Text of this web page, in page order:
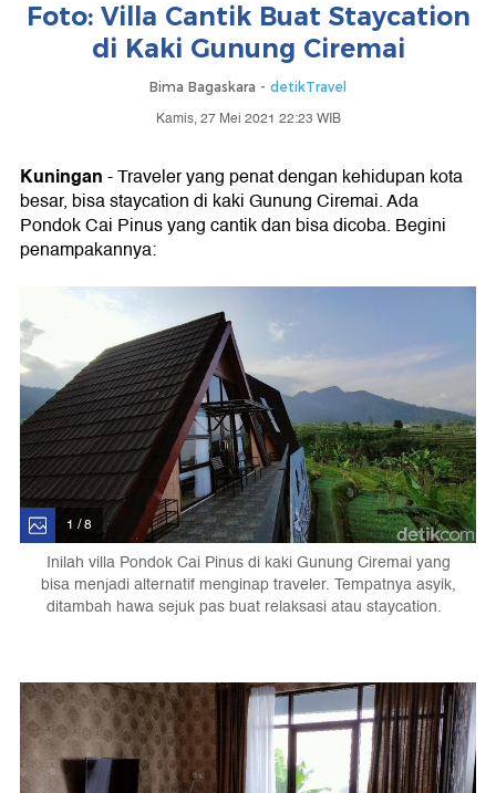
Foto: Villa Cantik Buat Staycation
di Kaki Gunung Ciremai
Bima Bagaskara - detikTravel
Kamis, 27 Mei 2021 22:23 WIB
Kuningan- Traveler yang penat dengan kehidupan kota
besar, bisa staycation di kaki Gunung Ciremai. Ada
Pondok Cai Pinus yang cantik dan bisa dicoba. Begini
penampakannya:
1 / 8
Inilah villa Pondok Cai Pinus di kaki Gunung Ciremai yang
bisa menjadi alternatif menginap traveler. Tempatnya asyik,
ditambah hawa sejuk pas buat relaksasi atau staycation.